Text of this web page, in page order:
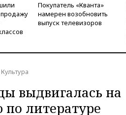
Покупатель «Кванта»
намерен возобновить
выпуск телевизоров
Культура
выдвигалась на
литературе